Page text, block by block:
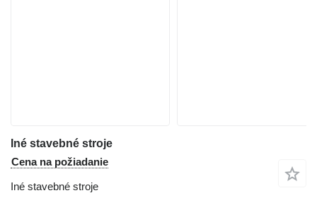
Iné stavebné stroje
Cena na požiadanie
Iné stavebné stroje